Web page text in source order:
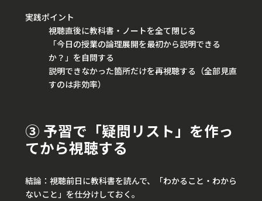
実践ポイント
視聴直後に教科書・ノートを全て閉じる
「今日の授業の論理展開を最初から説明できる
か？」を自問する
説明できなかった箇所だけを再視聴する（全部見直
すのは非効率）
③ 予習で「疑問リスト」を作っ
てから視聴する
結論：視聴前日に教科書を読んで、「わかること・わから
ないこと」を仕分けしておく。